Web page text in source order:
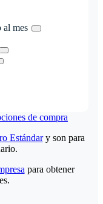
al mes
de compra
Estándary son para
para obtener